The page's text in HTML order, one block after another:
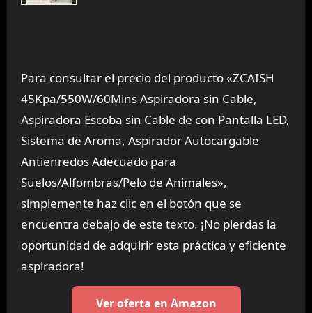
Para consultar el precio del producto «ZCAISH
45Kpa/550W/60Mins Aspiradora sin Cable,
Aspiradora Escoba sin Cable de con Pantalla LED,
Sistema de Aroma, Aspirador Autocargable
Antienredos Adecuado para
Suelos/Alfombras/Pelo de Animales»,
simplemente haz clic en el botón que se
encuentra debajo de este texto. ¡No pierdas la
oportunidad de adquirir esta práctica y eficiente
aspiradora!
Ver oferta en Amazon